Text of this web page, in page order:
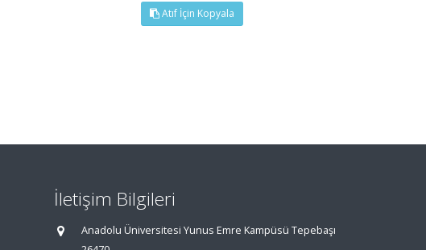
Atıf İçin Kopyala
İletişim Bilgileri
Anadolu Üniversitesi Yunus Emre Kampüsü Tepebaşı